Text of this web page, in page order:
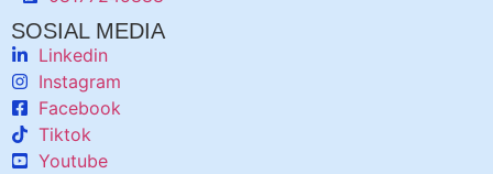
SOSIAL MEDIA
Linkedin
Instagram
Facebook
Tiktok
Youtube